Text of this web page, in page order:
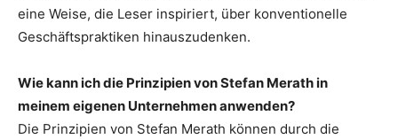
eine Weise, die Leser inspiriert, über konventionelle
Geschäftspraktiken hinauszudenken.
Wie kann ich die Prinzipien von Stefan Merath in
meinem eigenen Unternehmen anwenden?
Die Prinzipien von Stefan Merath können durch die